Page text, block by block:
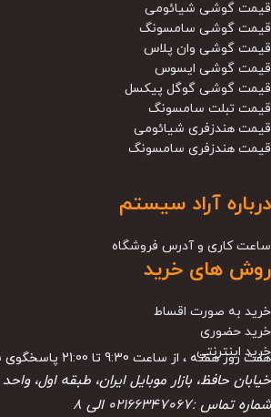
قیمت گوشی شیائومی
قیمت گوشی سامسونگ
قیمت گوشی وان پلاس
قیمت گوشی ایسوس
قیمت گوشی گوگل پیکسل
قیمت تبلت سامسونگ
قیمت هندزفری شیائومی
قیمت هندزفری سامسونگ
درباره آراد سیستم
ساعت کاری و آدرس فروشگاه
روش های خرید
خرید به صورت اقساط
خرید حضوری
خرید اینترنتی
هفت روز هفته ، از ساعت 9:30 تا 21:00 پاسخگوی شما هستیم
خیابان حافظ، بازار موبایل ایران، طبقه اول، واحد
شماره تماس :02166347067 الی 8